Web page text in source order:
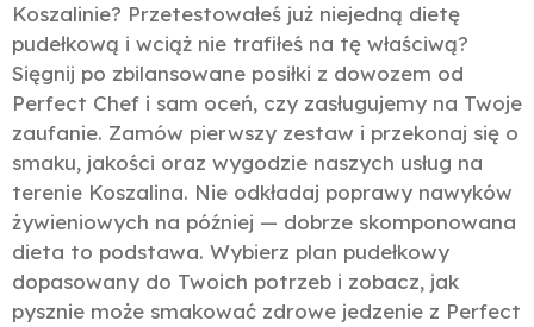
Koszalinie? Przetestowałeś już niejedną dietę
pudełkową i wciąż nie trafiłeś na tę właściwą?
Sięgnij po zbilansowane posiłki z dowozem od
Perfect Chef i sam oceń, czy zasługujemy na Twoje
zaufanie. Zamów pierwszy zestaw i przekonaj się o
smaku, jakości oraz wygodzie naszych usług na
terenie Koszalina. Nie odkładaj poprawy nawyków
żywieniowych na później — dobrze skomponowana
dieta to podstawa. Wybierz plan pudełkowy
dopasowany do Twoich potrzeb i zobacz, jak
pysznie może smakować zdrowe jedzenie z Perfect